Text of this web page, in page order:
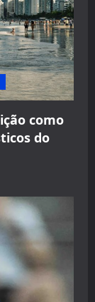
como
do